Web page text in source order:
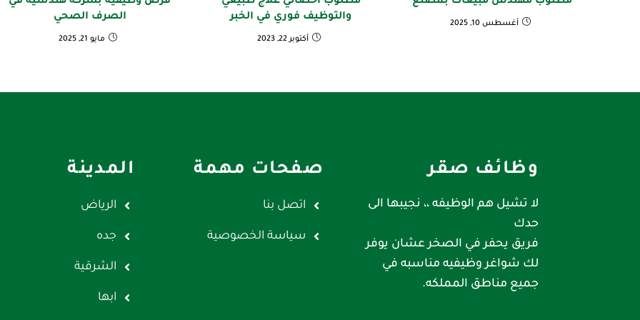
الصرف الصحي
مايو 21, 2025
والتوظيف فوري في الخبر
أكتوبر 22, 2023
أغسطس 10, 2025
وظائف صقر
لا تشيل هم الوظيفه ،، نجيبها الى
حدك
فريق يحفر في الصخر عشان يوفر
لك شواغر وظيفيه مناسبه في
جميع مناطق المملكه.
صفحات مهمة
اتصل بنا
سياسة الخصوصية
المدينة
الرياض
جده
الشرقية
ابها